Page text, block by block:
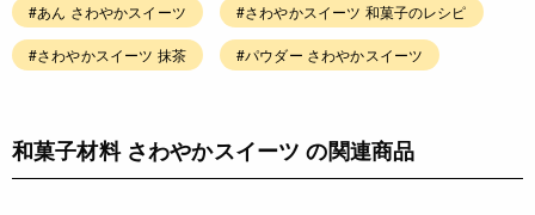
#あん さわやかスイーツ #さわやかスイーツ 和菓子のレシピ
#さわやかスイーツ 抹茶 #パウダー さわやかスイーツ
和菓子材料 さわやかスイーツ の関連商品